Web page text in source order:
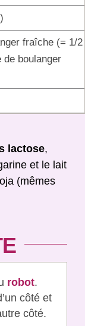
fraîche (= 1/2
de boulanger
lactose,
et le lait
(mêmes
robot.
côté et
côté.